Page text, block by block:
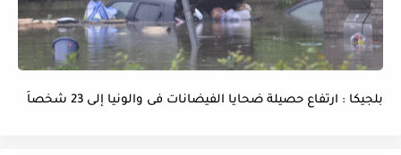
بلجيكا : ارتفاع حصيلة ضحايا الفيضانات فى والونيا إلى 23 شخصاً